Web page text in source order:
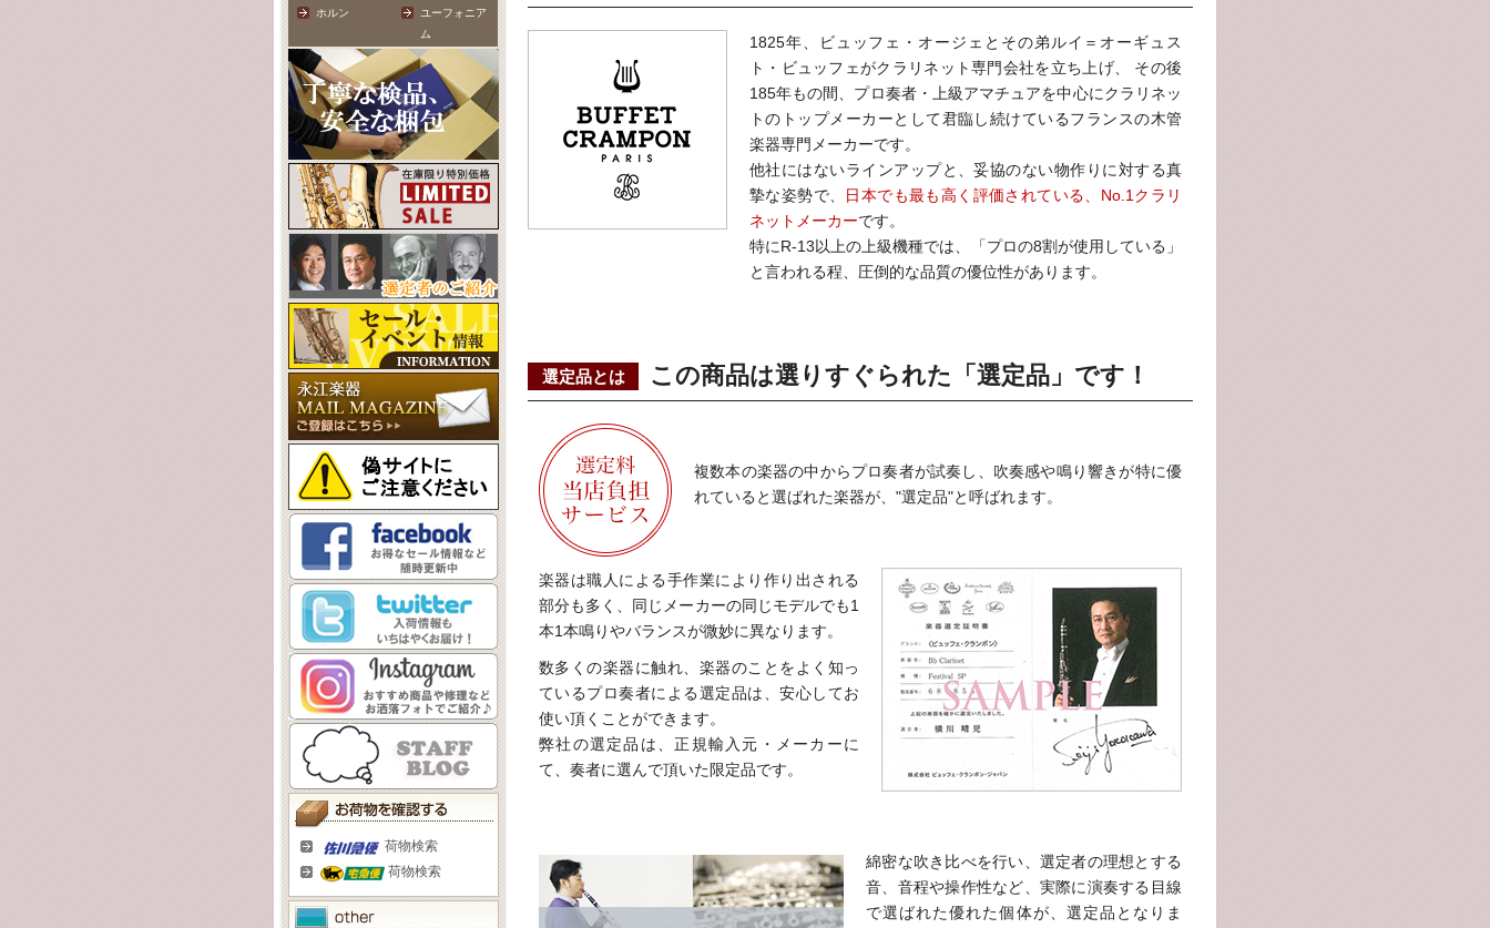
ホルン
ユーフォニア
ム
荷物検索
荷物検索
1825年、ビュッフェ・オージェとその弟ルイ＝オーギュス
ト・ビュッフェがクラリネット専門会社を立ち上げ、 その後
185年もの間、プロ奏者・上級アマチュアを中心にクラリネッ
トのトップメーカーとして君臨し続けているフランスの木管
楽器専門メーカーです。
他社にはないラインアップと、妥協のない物作りに対する真
摯な姿勢で、 日本でも最も高く評価されている、No.1クラリ
ネットメーカーです。
特にR-13以上の上級機種では、「プロの8割が使用している」
と言われる程、圧倒的な品質の優位性があります。
選定品とは この商品は選りすぐられた「選定品」です！
複数本の楽器の中からプロ奏者が試奏し、吹奏感や鳴り響きが特に優
れていると選ばれた楽器が、"選定品"と呼ばれます。
楽器は職人による手作業により作り出される
部分も多く、同じメーカーの同じモデルでも1
本1本鳴りやバランスが微妙に異なります。
数多くの楽器に触れ、楽器のことをよく知っ
ているプロ奏者による選定品は、安心してお
使い頂くことができます。
弊社の選定品は、正規輸入元・メーカーに
て、奏者に選んで頂いた限定品です。
綿密な吹き比べを行い、選定者の理想とする
音、音程や操作性など、実際に演奏する目線
で選ばれた優れた個体が、選定品となりま